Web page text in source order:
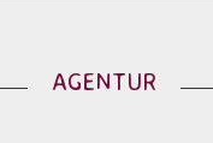
AGENTUR